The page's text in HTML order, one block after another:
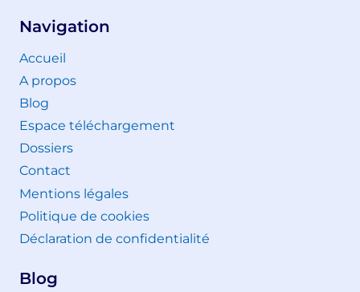
Navigation
Accueil
A propos
Blog
Espace téléchargement
Dossiers
Contact
Mentions légales
Politique de cookies
Déclaration de confidentialité
Blog